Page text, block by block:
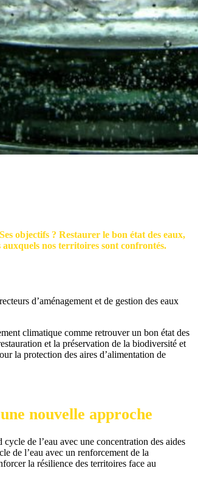
objectifs ? Restaurer le bon état des eaux,
nos territoires sont confrontés.
d’aménagement et de gestion des eaux
climatique comme retrouver un bon état des
et la préservation de la biodiversité et
la protection des aires d’alimentation de
nouvelle approche
de l’eau avec une concentration des aides
de l’eau avec un renforcement de la
la résilience des territoires face au